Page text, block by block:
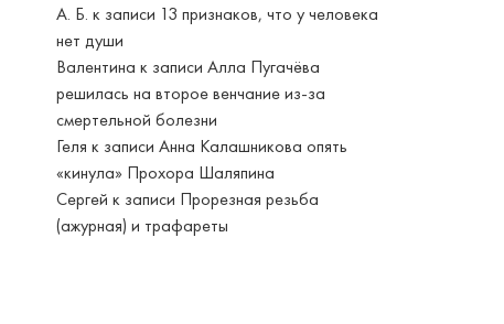
А. Б. к записи 13 признаков, что у человека
нет души
Валентина к записиАлла Пугачёва
решилась на второе венчание из-за
смертельной болезни
Геля к записиАнна Калашникова опять
«кинула» Прохора Шаляпина
Сергей к записи Прорезная резьба
(ажурная) и трафареты